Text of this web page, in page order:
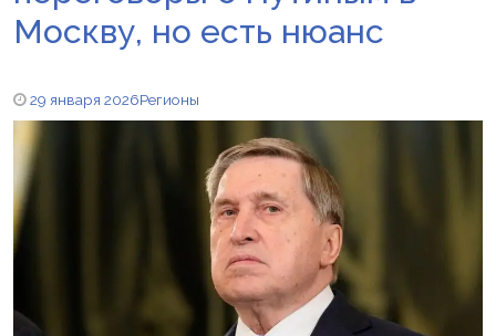
Москву, но есть нюанс
29 января 2026Регионы